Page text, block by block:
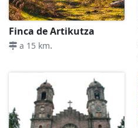
Finca de Artikutza
a 15 km.